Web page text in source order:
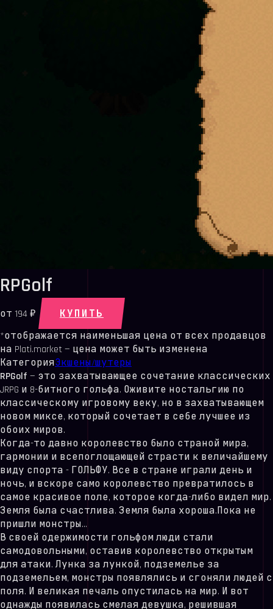
RPGolf
от 194 ₽
КУПИТЬ
*отображается наименьшая цена от всех продавцов
на Plati.market — цена может быть изменена
КатегорияЭкшены/шутеры
RPGolf — это захватывающее сочетание классических
JRPG и 8-битного гольфа. Оживите ностальгию по
классическому игровому веку, но в захватывающем
новом миксе, который сочетает в себе лучшее из
обоих миров.
Когда-то давно королевство было страной мира,
гармонии и всепоглощающей страсти к величайшему
виду спорта - ГОЛЬФУ. Все в стране играли день и
ночь, и вскоре само королевство превратилось в
самое красивое поле, которое когда-либо видел мир.
Земля была счастлива. Земля была хороша.Пока не
пришли монстры...
В своей одержимости гольфом люди стали
самодовольными, оставив королевство открытым
для атаки. Лунка за лункой, подземелье за
подземельем, монстры появлялись и сгоняли людей с
поля. И великая печаль опустилась на мир. И вот
однажды появилась смелая девушка, решившая